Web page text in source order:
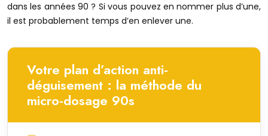
dans les années 90 ? Si vous pouvez en nommer plus d’une,
il est probablement temps d’en enlever une.
Votre plan d’action anti-
déguisement : la méthode du
micro-dosage 90s